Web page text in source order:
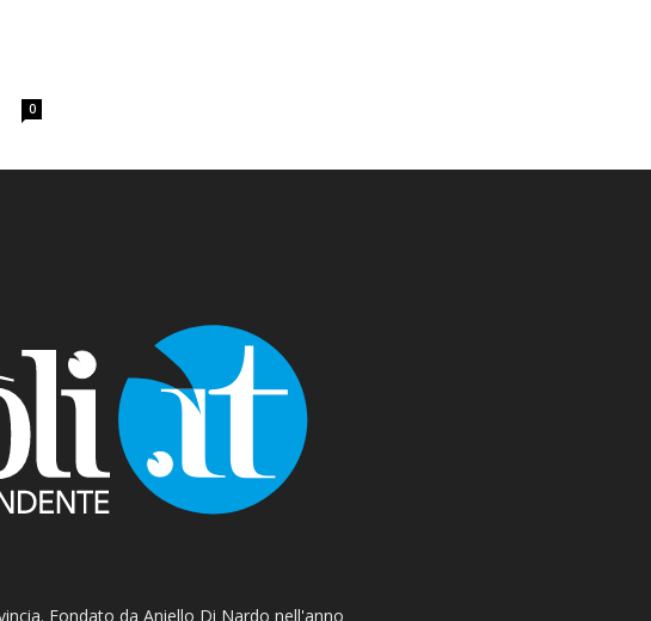
0
Fondato da Aniello Di Nardo nell'anno